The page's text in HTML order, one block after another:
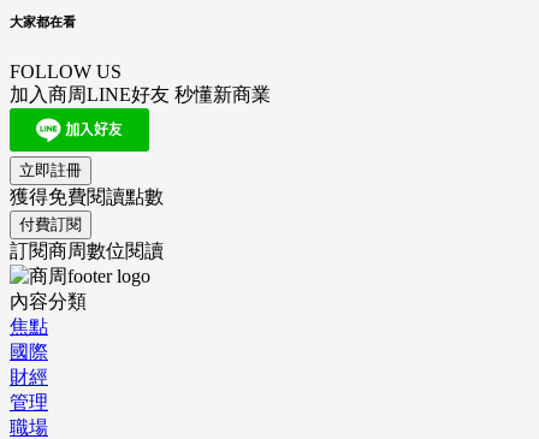
大家都在看
FOLLOW US
加入商周LINE好友 秒懂新商業
立即註冊
獲得免費閱讀點數
付費訂閱
訂閱商周數位閱讀
內容分類
焦點
國際
財經
管理
職場